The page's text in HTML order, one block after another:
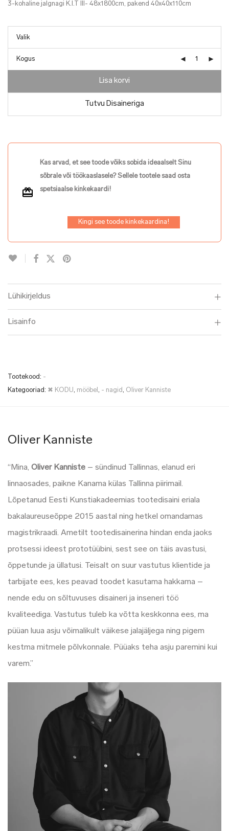
3-kohaline jalgnagi K.I.T III- 48x1800cm, pakend 40x40x110cm
Kogus
Lisa korvi
Tutvu Disaineriga
Kas arvad, et see toode võiks sobida ideaalselt Sinu
sõbrale või töökaaslasele? Sellele tootele saad osta
spetsiaalse kinkekaardi!
Kingi see toode kinkekaardina!
Lühikirjeldus
Lisainfo
Tootekood: -
Kategooriad: ✖ KODU, mööbel , - nagid, Oliver Kanniste
Oliver Kanniste
“Mina, Oliver Kanniste – sündinud Tallinnas, elanud eri
linnaosades, paikne Kanama külas Tallinna piirimail.
Lõpetanud Eesti Kunstiakadeemias tootedisaini eriala
bakalaureuseõppe 2015 aastal ning hetkel omandamas
magistrikraadi. Ametilt tootedisainerina hindan enda jaoks
protsessi ideest prototüübini, sest see on täis avastusi,
õppetunde ja üllatusi. Teisalt on suur vastutus klientide ja
tarbijate ees, kes peavad toodet kasutama hakkama –
nende edu on sõltuvuses disaineri ja inseneri töö
kvaliteediga. Vastutus tuleb ka võtta keskkonna ees, ma
püüan luua asju võimalikult väikese jalajäljega ning pigem
kestma mitmele põlvkonnale. Püüaks teha asju paremini kui
varem.”